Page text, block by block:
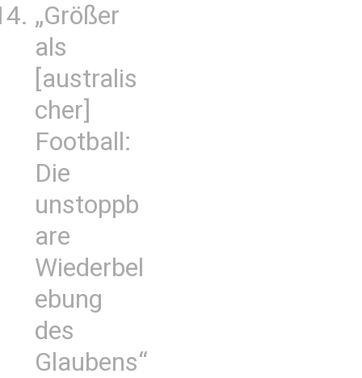
„Größer
als
[australis
cher]
Football:
Die
unstoppb
are
Wiederbel
ebung
des
Glaubens“